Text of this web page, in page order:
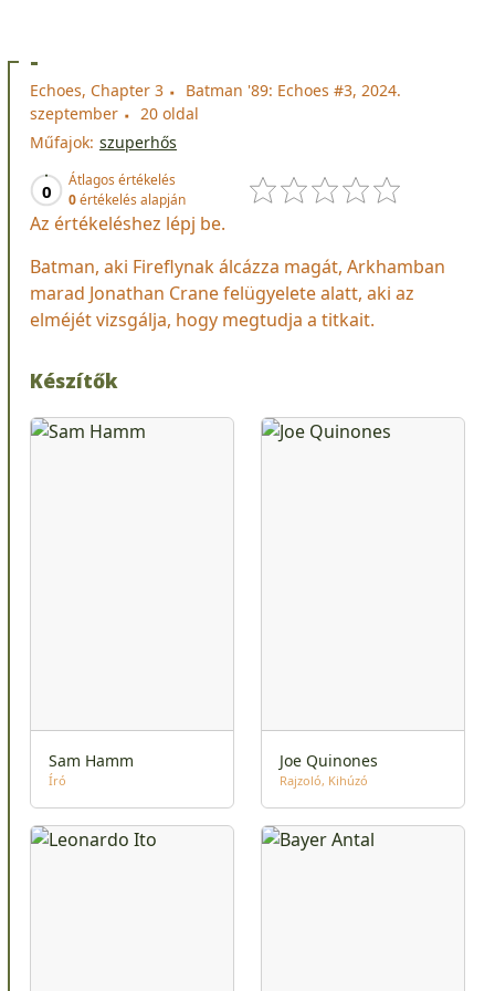
-
Echoes, Chapter 3
Batman '89: Echoes #3, 2024.
szeptember
20 oldal
Műfajok: szuperhős
0
Átlagos értékelés
0értékelés alapján
Az értékeléshez lépj be.
Batman, aki Fireflynak álcázza magát, Arkhamban
marad Jonathan Crane felügyelete alatt, aki az
elméjét vizsgálja, hogy megtudja a titkait.
Készítők
Sam Hamm
Író
Joe Quinones
Rajzoló Kihúzó